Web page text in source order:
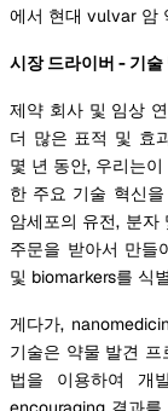
에서 현대 vulvar 암
시장 드라이버 - 기
제약 회사 및 임상
더 많은 표적 및 효
몇 년 동안, 우리는
한 주요 기술 혁신
암세포의 유전, 분자
주문을 받아서 만
및 biomarkers를 식
게다가,
기술은 약물 발견
법을 이용하여 개